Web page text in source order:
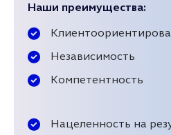
Наши преимущества:
Независимость
Компетентность
Нацеленность на